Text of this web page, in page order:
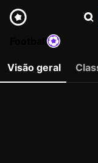
Visão geral